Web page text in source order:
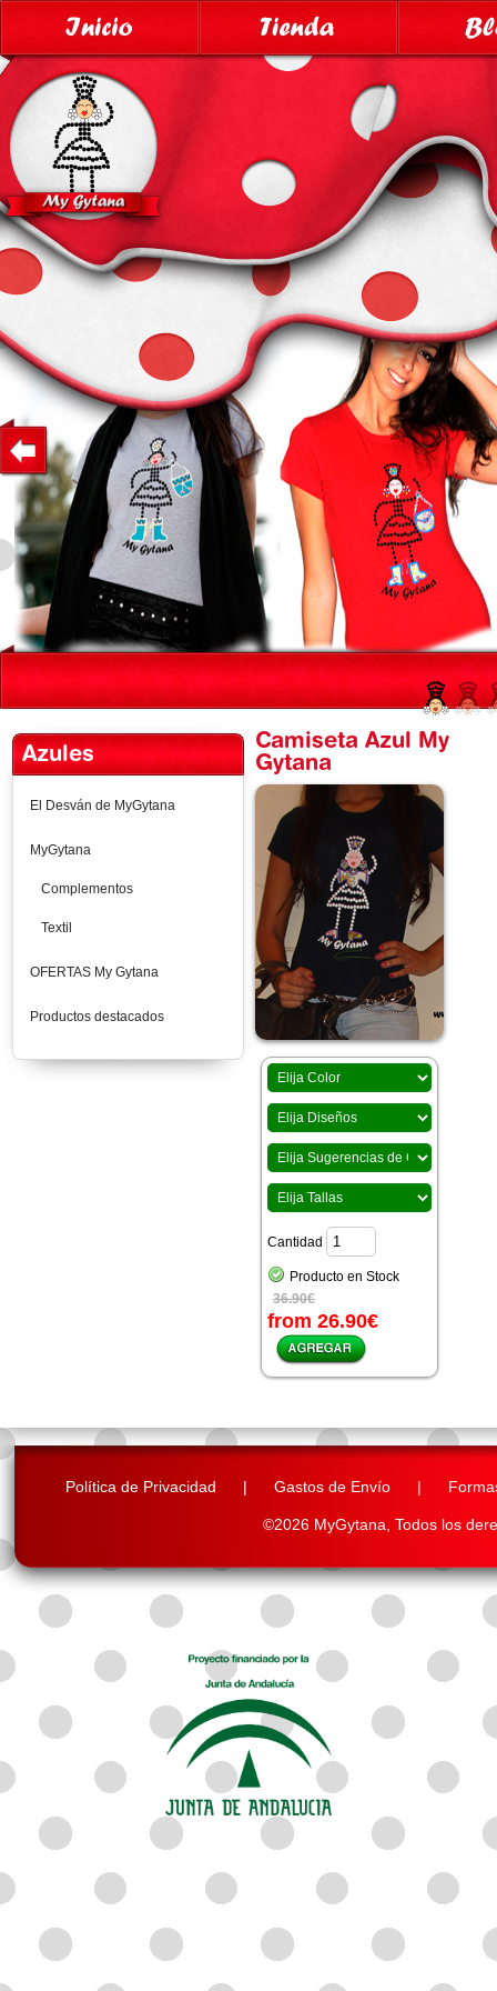
Azules
El Desván de MyGytana
MyGytana
Complementos
Textil
OFERTAS My Gytana
Productos destacados
Camiseta Azul My
Gytana
Cantidad
Producto en Stock
36.90€
from 26.90€
Política de Privacidad | Gastos de Envío |
©2026 MyGytana, Todos los